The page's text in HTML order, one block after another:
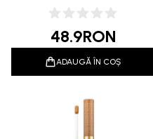
48.9RON
ADAUGĂ ÎN COȘ